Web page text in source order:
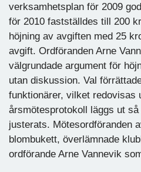
verksamhetsplan för 2009
för 2010 fastställdes till 200
höjning av avgiften med 25
avgift. Ordföranden Arne
välgrundade argument för
utan diskussion. Val
funktionärer, vilket redovisas
årsmötesprotokoll läggs ut
justerats. Mötesordföranden
blombukett, överlämnade
ordförande Arne Vannevik